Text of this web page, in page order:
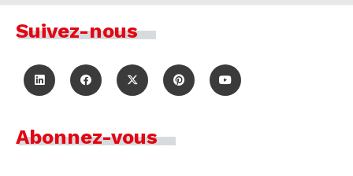
Suivez-nous
Abonnez-vous